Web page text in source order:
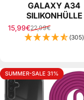
GALAXY A34
SILIKONHÜLLE
Sale price
15,99€
Regular price
22,99€
(305)
SUMMER-SALE 31%